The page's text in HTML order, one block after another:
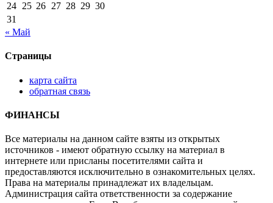
24 25 26 27 28 29 30
31
« Май
Страницы
карта сайта
обратная связь
ФИНАНСЫ
Все материалы на данном сайте взяты из открытых
источников - имеют обратную ссылку на материал в
интернете или присланы посетителями сайта и
предоставляются исключительно в ознакомительных целях.
Права на материалы принадлежат их владельцам.
Администрация сайта ответственности за содержание